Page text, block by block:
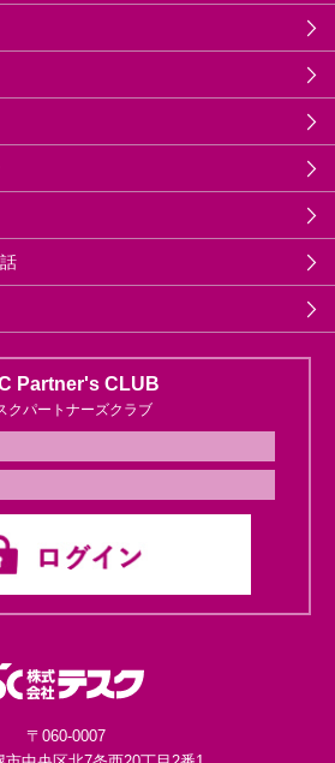
Partner's CLUB
クパートナーズクラブ
〒060-0007